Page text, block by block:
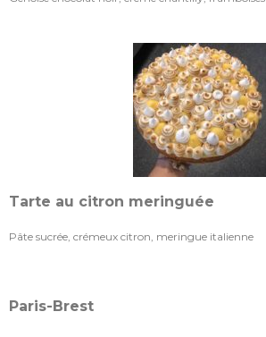
Tarte au citron meringuée
Pâte sucrée, crémeux citron, meringue italienne
Paris-Brest